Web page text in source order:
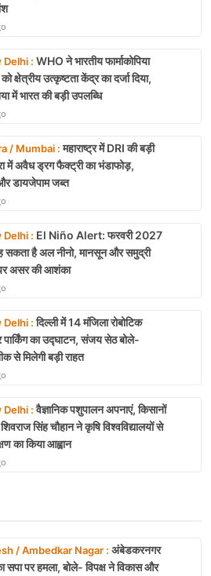
Delhi : WHO ने भारतीय फार्माकोपिया
क्षेत्रीय उत्कृष्टता केंद्र का दर्जा दिया,
में भारत की बड़ी उपलब्धि
/ Mumbai :महाराष्ट्र में DRI की बड़ी
में अवैध ड्रग फैक्ट्री का भंडाफोड़,
डायजेपाम जब्त
Delhi : El Niño Alert: फरवरी 2027
सकता है अल नीनो, मानसून और समुद्री
पर असर की आशंका
Delhi :दिल्ली में 14 मंजिला रोबोटिक
पार्किंग का उद्घाटन, संजय सेठ बोले-
से मिलेगी बड़ी राहत
Delhi :वैज्ञानिक पशुपालन अपनाएं, किसानों
सिंह चौहान ने कृषि विश्वविद्यालयों से
का किया आह्वान
/ Ambedkar Nagar : अंबेडकरनगर
सपा पर हमला, बोले- विपक्ष ने विकास और